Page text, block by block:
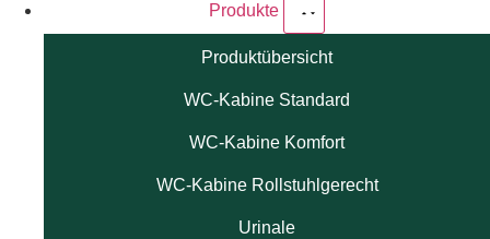
Produkte
Produktübersicht
WC-Kabine Standard
WC-Kabine Komfort
WC-Kabine Rollstuhlgerecht
Urinale